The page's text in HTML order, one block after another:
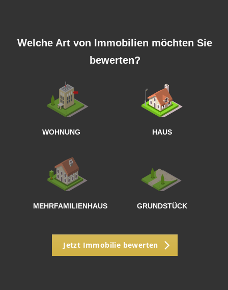
Welche Art von Immobilien möchten Sie
bewerten?
WOHNUNG HAUS
MEHRFAMILIENHAUS GRUNDSTÜCK
Jetzt Immobilie bewerten